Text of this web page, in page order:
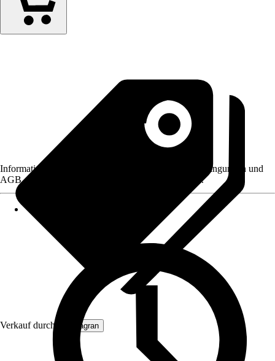
Verkauf durch: Primagran
Informationen des Verkäufers, wie z. B. Rückgabebedingungen und
AGB, finden Sie bei Klick auf den Verkäufernamen.